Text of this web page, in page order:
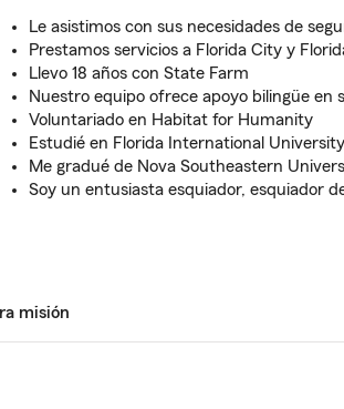
Le asistimos con sus necesidades de
Prestamos servicios a Florida City y
Llevo 18 años con State Farm
Nuestro equipo ofrece apoyo bilingüe en
Voluntariado en Habitat for Humanity
Estudié en Florida International University
Me gradué de Nova Southeastern
Soy un entusiasta esquiador, esquiador
misión